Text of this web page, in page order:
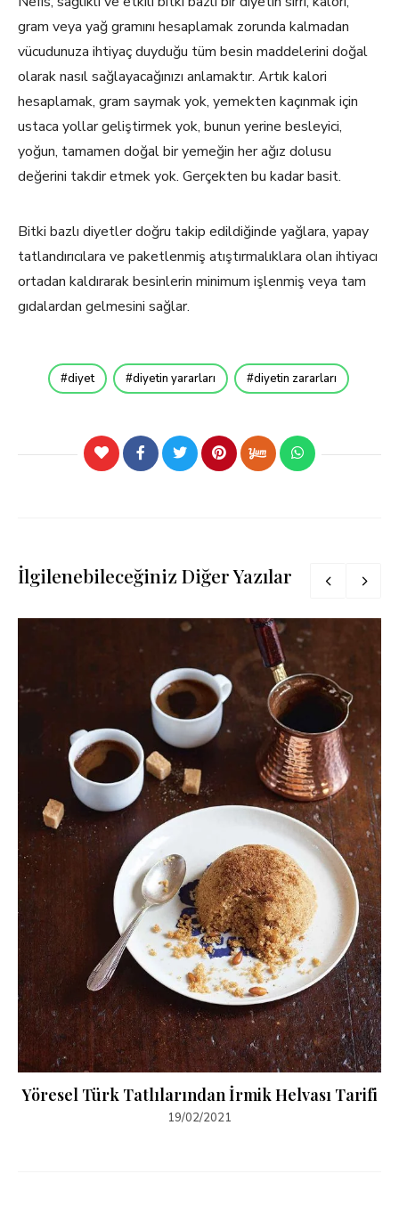
gram veya yağ gramını hesaplamak zorunda kalmadan
vücudunuza ihtiyaç duyduğu tüm besin maddelerini doğal
olarak nasıl sağlayacağınızı anlamaktır. Artık kalori
hesaplamak, gram saymak yok, yemekten kaçınmak için
ustaca yollar geliştirmek yok, bunun yerine besleyici,
yoğun, tamamen doğal bir yemeğin her ağız dolusu
değerini takdir etmek yok. Gerçekten bu kadar basit.
Bitki bazlı diyetler doğru takip edildiğinde yağlara, yapay
tatlandırıcılara ve paketlenmiş atıştırmalıklara olan ihtiyacı
ortadan kaldırarak besinlerin minimum işlenmiş veya tam
gıdalardan gelmesini sağlar.
diyet diyetin yararları diyetin zararları
İlgilenebileceğiniz Diğer Yazılar
Yöresel Türk Tatlılarından İrmik Helvası Tarifi
19/02/2021